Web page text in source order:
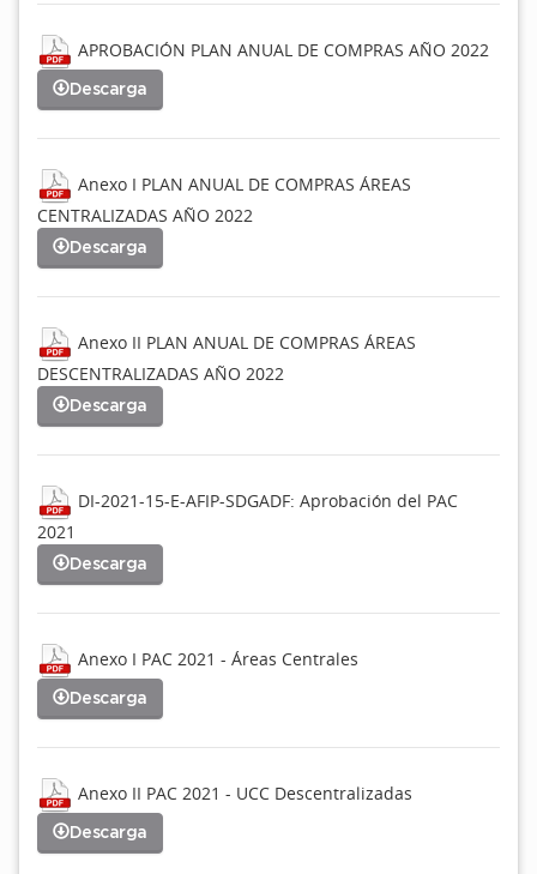
APROBACIÓN PLAN ANUAL DE COMPRAS AÑO 2022
Descarga
Anexo I PLAN ANUAL DE COMPRAS ÁREAS
CENTRALIZADAS AÑO 2022
Descarga
Anexo II PLAN ANUAL DE COMPRAS ÁREAS
DESCENTRALIZADAS AÑO 2022
Descarga
DI-2021-15-E-AFIP-SDGADF: Aprobación del PAC
2021
Descarga
Anexo I PAC 2021 - Áreas Centrales
Descarga
Anexo II PAC 2021 - UCC Descentralizadas
Descarga